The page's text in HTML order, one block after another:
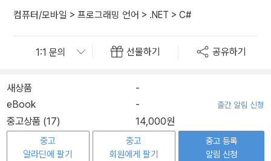
컴퓨터/모바일 > 프로그래밍 언어 > .NET > C#
선물하기 공유하기
새상품
-
eBook
- 출간 알림 신청
중고상품 (17) 14,000원
중고
알라딘에 팔기
중고
회원에게 팔기
중고 등록
알림 신청